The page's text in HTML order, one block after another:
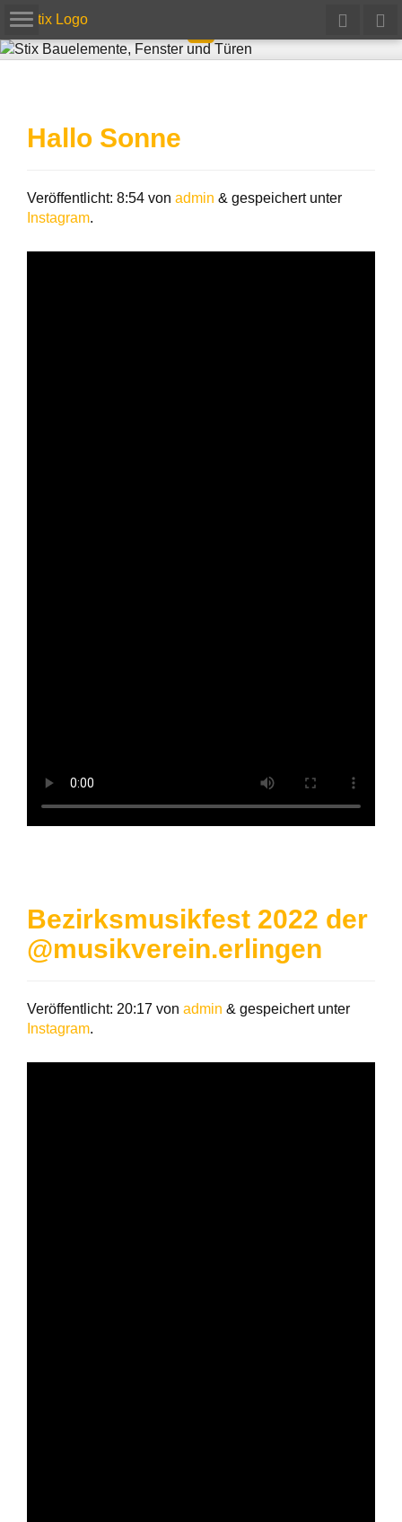
Hallo Sonne
Veröffentlicht: 8:54 von admin & gespeichert unter
Instagram.
Bezirksmusikfest 2022 der
@musikverein.erlingen
Veröffentlicht: 20:17 von admin & gespeichert unter
Instagram.